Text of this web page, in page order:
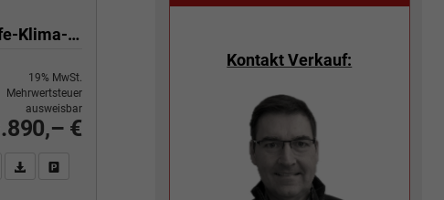
Yes 1.0 80 PS Sitzheizung-App Connect Wireless-Einparkhilfe-Klima-Sofort
€
19% MwSt.
Mehrwertsteuer
ausweisbar
rufen Sie an
PDF-Fahrzeugexposé drucken
Fahrzeug drucken, parken oder vergleichen
Kontakt Verkauf: